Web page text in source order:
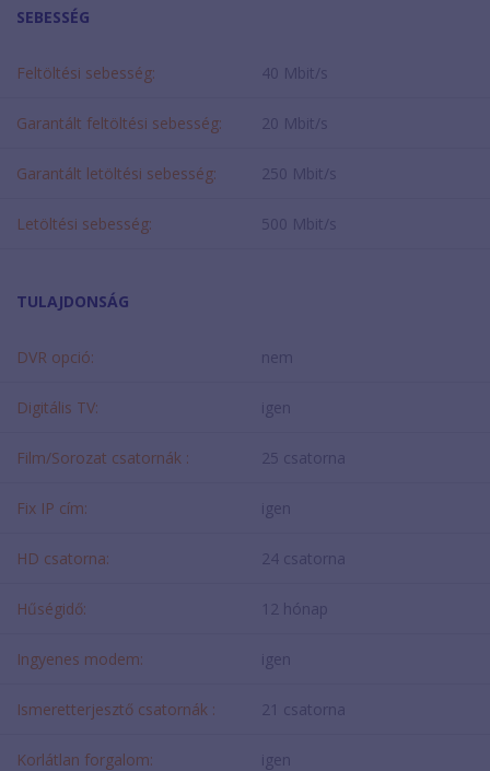
SEBESSÉG
Feltöltési sebesség: 40 Mbit/s
Garantált feltöltési sebesség: 20 Mbit/s
Garantált letöltési sebesség: 250 Mbit/s
Letöltési sebesség: 500 Mbit/s
TULAJDONSÁG
DVR opció: nem
Digitális TV: igen
Film/Sorozat csatornák : 25 csatorna
Fix IP cím: igen
HD csatorna: 24 csatorna
Hűségidő: 12 hónap
Ingyenes modem: igen
Ismeretterjesztő csatornák : 21 csatorna
Korlátlan forgalom: igen